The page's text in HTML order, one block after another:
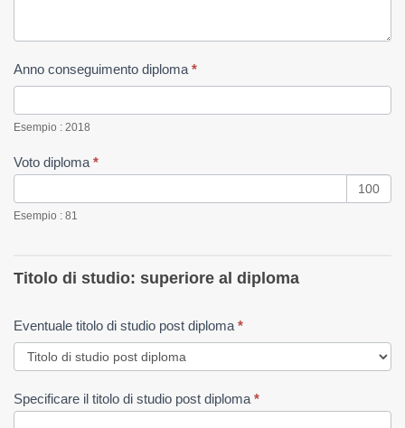
Anno conseguimento diploma *
Esempio : 2018
Voto diploma *
100
Esempio : 81
Titolo di studio: superiore al diploma
Eventuale titolo di studio post diploma *
Specificare il titolo di studio post diploma *